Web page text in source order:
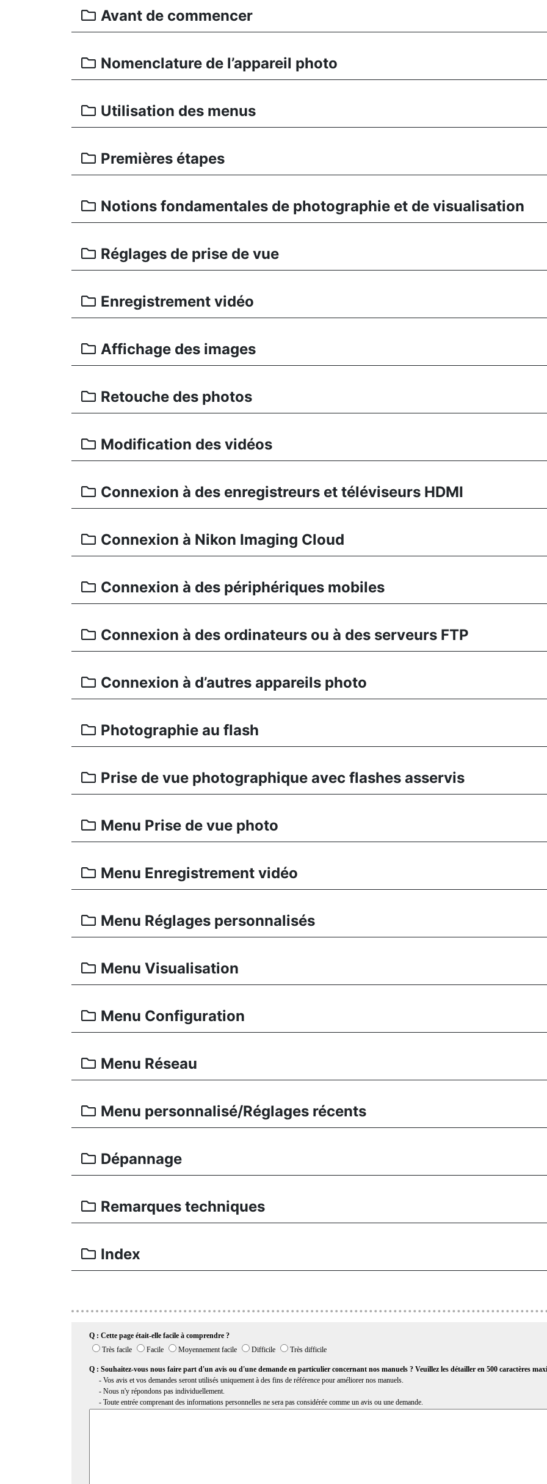
Avant de commencer
Nomenclature de l’appareil photo
Utilisation des menus
Premières étapes
Notions fondamentales de photographie et de visualisation
Réglages de prise de vue
Enregistrement vidéo
Affichage des images
Retouche des photos
Modification des vidéos
Connexion à des enregistreurs et téléviseurs HDMI
Connexion à Nikon Imaging Cloud
Connexion à des périphériques mobiles
Connexion à des ordinateurs ou à des serveurs FTP
Connexion à d’autres appareils photo
Photographie au flash
Prise de vue photographique avec flashes asservis
Menu Prise de vue photo
Menu Enregistrement vidéo
Menu Réglages personnalisés
Menu Visualisation
Menu Configuration
Menu Réseau
Menu personnalisé/Réglages récents
Dépannage
Remarques techniques
Index